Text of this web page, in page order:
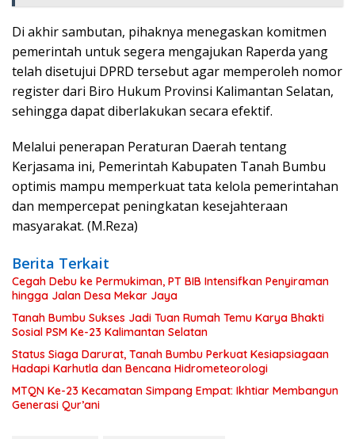
Di akhir sambutan, pihaknya menegaskan komitmen
pemerintah untuk segera mengajukan Raperda yang
telah disetujui DPRD tersebut agar memperoleh nomor
register dari Biro Hukum Provinsi Kalimantan Selatan,
sehingga dapat diberlakukan secara efektif.
Melalui penerapan Peraturan Daerah tentang
Kerjasama ini, Pemerintah Kabupaten Tanah Bumbu
optimis mampu memperkuat tata kelola pemerintahan
dan mempercepat peningkatan kesejahteraan
masyarakat. (M.Reza)
Berita Terkait
Cegah Debu ke Permukiman, PT BIB Intensifkan Penyiraman
hingga Jalan Desa Mekar Jaya
Tanah Bumbu Sukses Jadi Tuan Rumah Temu Karya Bhakti
Sosial PSM Ke-23 Kalimantan Selatan
Status Siaga Darurat, Tanah Bumbu Perkuat Kesiapsiagaan
Hadapi Karhutla dan Bencana Hidrometeorologi
MTQN Ke-23 Kecamatan Simpang Empat: Ikhtiar Membangun
Generasi Qur’ani